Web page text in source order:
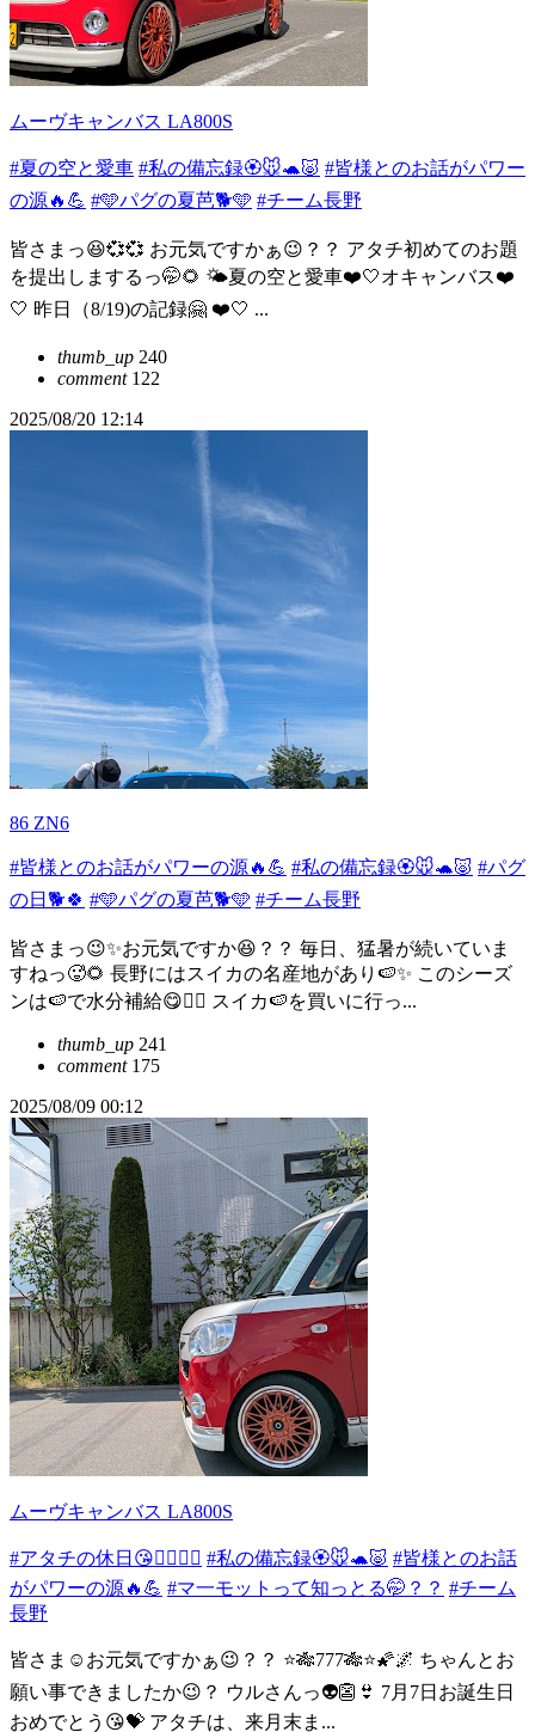
ムーヴキャンバス LA800S
#夏の空と愛車 #私の備忘録🏵️🐭🐢🐷 #皆様とのお話がパワー
の源🔥💪 #🩵パグの夏芭🐕🩵 #チーム長野
皆さまっ😆💞💞 お元気ですかぁ😉？？ アタチ初めてのお題
を提出しまするっ🤭🌻 🌤️夏の空と愛車❤️🤍オキャンバス❤️
🤍 昨日（8/19)の記録🤗 ❤️🤍 ...
thumb_up 240
comment122
2025/08/20 12:14
86 ZN6
#皆様とのお話がパワーの源🔥💪 #私の備忘録🏵️🐭🐢🐷 #パグ
の日🐕🍀 #🩵パグの夏芭🐕🩵 #チーム長野
皆さまっ😉✨お元気ですか😆？？ 毎日、猛暑が続いていま
すねっ🥵🌻 長野にはスイカの名産地があり🍉✨ このシーズ
ンは🍉で水分補給😋✌🏻 スイカ🍉を買いに行っ...
thumb_up 241
comment175
2025/08/09 00:12
ムーヴキャンバス LA800S
#アタチの休日😘✌🏻🎶🎵 #私の備忘録🏵️🐭🐢🐷 #皆様とのお話
がパワーの源🔥💪 #マ一モットって知っとる🤭？？ #チーム
長野
皆さま☺️お元気ですかぁ😉？？ ⭐🎋777🎋⭐🌠🌌 ちゃんとお
願い事できましたか😉？ ウルさんっ👽👺👙 7月7日お誕生日
おめでとう😘💝 アタチは、来月末ま...